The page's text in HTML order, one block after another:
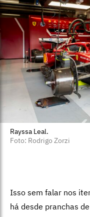
Rayssa Leal.
Foto: Rodrigo Zorzi
Isso sem falar nos
há desde pranchas